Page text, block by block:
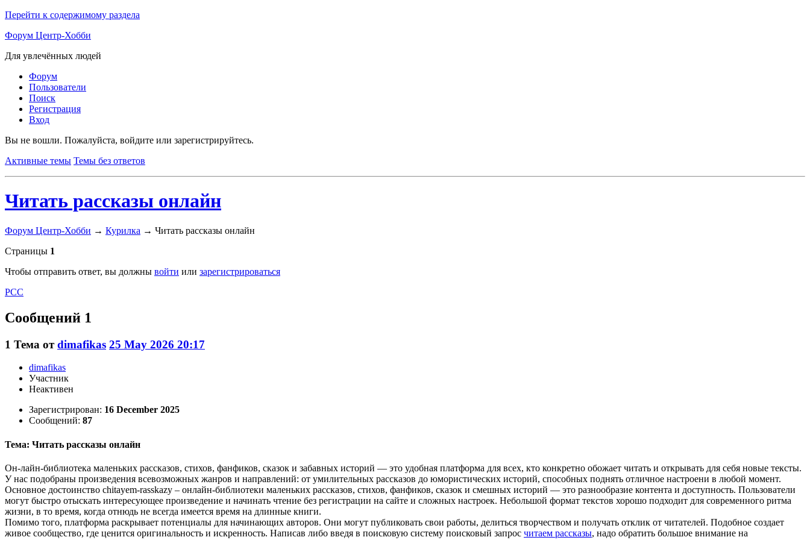
Перейти к содержимому раздела
Форум Центр-Хобби
Для увлечённых людей
Форум
Пользователи
Поиск
Регистрация
Вход
Вы не вошли. Пожалуйста, войдите или зарегистрируйтесь.
Активные темы Темы без ответов
Читать рассказы онлайн
Форум Центр-Хобби → Курилка → Читать рассказы онлайн
Страницы 1
Чтобы отправить ответ, вы должны войти или зарегистрироваться
РСС
Сообщений 1
1 Тема отdimafikas 25 May 2026 20:17
dimafikas
Участник
Неактивен
Зарегистрирован: 16 December 2025
Сообщений: 87
Тема: Читать рассказы онлайн
Он-лайн-библиотека маленьких рассказов, стихов, фанфиков, сказок и забавных историй — это удобная платформа для всех, кто конкретно обожает читать и открывать для себя новые тексты.
У нас подобраны произведения всевозможных жанров и направлений: от умилительных рассказов до юмористических историй, способных поднять отличное настроени в любой момент.
Основное достоинство chitayem-rasskazy – онлайн-библиотеки маленьких рассказов, стихов, фанфиков, сказок и смешных историй — это разнообразие контента и доступность. Пользователи
могут быстро отыскать интересующее произведение и начинать чтение без регистрации на сайте и сложных настроек. Небольшой формат текстов хорошо подходит для современного ритма
жизни, в то время, когда отнюдь не всегда имеется время на длинные книги.
Помимо того, платформа раскрывает потенциалы для начинающих авторов. Они могут публиковать свои работы, делиться творчеством и получать отклик от читателей. Подобное создает
живое сообщество, где ценится оригинальность и искренность. Написав либо введя в поисковую систему поисковый запрос читаем рассказы, надо обратить большое внимание на